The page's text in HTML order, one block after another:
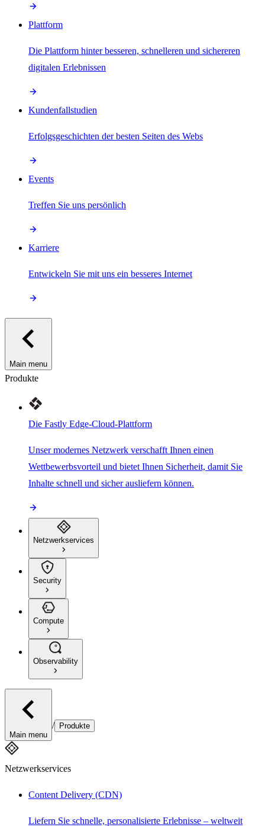
Plattform
Die Plattform hinter besseren, schnelleren und sichereren
digitalen Erlebnissen
Kundenfallstudien
Erfolgsgeschichten der besten Seiten des Webs
Events
Treffen Sie uns persönlich
Karriere
Entwickeln Sie mit uns ein besseres Internet
Main menu
Produkte
Die Fastly Edge-Cloud-Plattform
Unser modernes Netzwerk verschafft Ihnen einen
Wettbewerbsvorteil und bietet Ihnen Sicherheit, damit Sie
Inhalte schnell und sicher ausliefern können.
Netzwerkservices
Security
Compute
Observability
Main menu
/ Produkte
Netzwerkservices
Content Delivery (CDN)
Liefern Sie schnelle, personalisierte Erlebnisse – weltweit